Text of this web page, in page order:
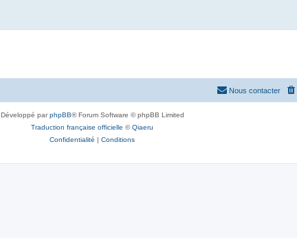
Nous contacter
Développé parphpBB® Forum Software © phpBB Limited
Traduction française officielle ©Qiaeru
Confidentialité | Conditions